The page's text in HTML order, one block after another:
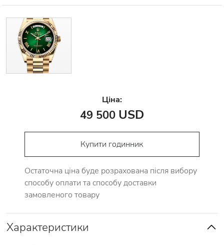
Ціна:
49 500 USD
Купити годинник
Остаточна ціна буде розрахована після вибору
способу оплати та способу доставки
замовленого товару
Характеристики